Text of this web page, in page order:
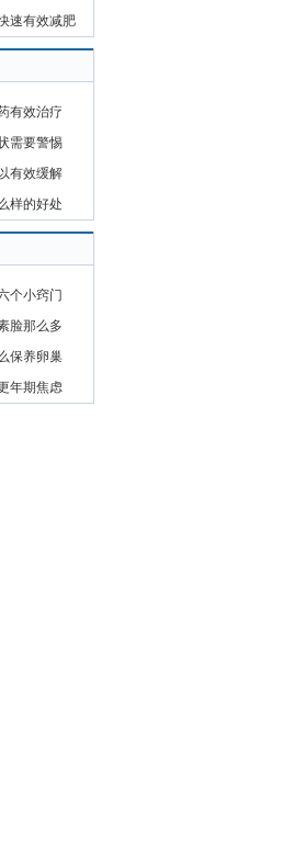
速有效减肥
有效治疗
需要警惕
有效缓解
样的好处
个小窍门
脸那么多
保养卵巢
年期焦虑